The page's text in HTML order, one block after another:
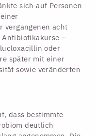
sich auf Personen
vergangenen acht
–
oder
später mit einer
sowie veränderten
dass bestimmte
deutlich